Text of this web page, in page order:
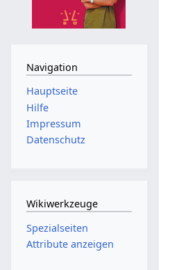
Navigation
Hauptseite
Hilfe
Impressum
Datenschutz
Wikiwerkzeuge
Spezialseiten
Attribute anzeigen